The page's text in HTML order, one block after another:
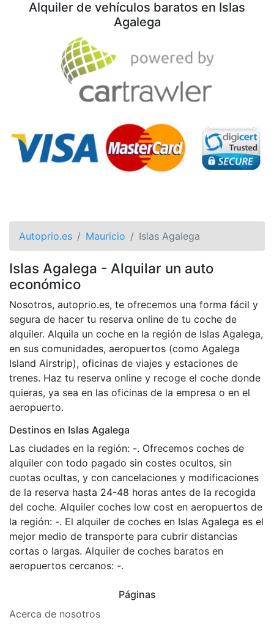
Alquiler de vehículos baratos en Islas
Agalega
Autoprio.es Mauricio Islas Agalega
Islas Agalega - Alquilar un auto
económico
Nosotros, autoprio.es, te ofrecemos una forma fácil y
segura de hacer tu reserva online de tu coche de
alquiler. Alquila un coche en la región de Islas Agalega,
en sus comunidades, aeropuertos (como Agalega
Island Airstrip), oficinas de viajes y estaciones de
trenes. Haz tu reserva online y recoge el coche donde
quieras, ya sea en las oficinas de la empresa o en el
aeropuerto.
Destinos en Islas Agalega
Las ciudades en la región: -. Ofrecemos coches de
alquiler con todo pagado sin costes ocultos, sin
cuotas ocultas, y con cancelaciones y modificaciones
de la reserva hasta 24-48 horas antes de la recogida
del coche. Alquiler coches low cost en aeropuertos de
la región: -. El alquiler de coches en Islas Agalega es el
mejor medio de transporte para cubrir distancias
cortas o largas. Alquiler de coches baratos en
aeropuertos cercanos: -.
Páginas
Acerca de nosotros